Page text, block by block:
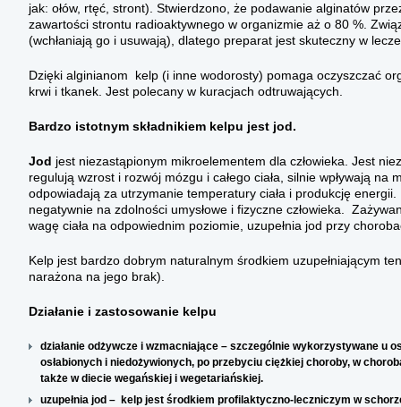
jak: ołów, rtęć, stront). Stwierdzono, że podawanie alginatów
zawartości strontu radioaktywnego w organizmie aż o 80 %.
(wchłaniają go i usuwają), dlatego preparat jest skuteczny w
Dzięki alginianom kelp (i inne wodorosty) pomaga oczyszczać
krwi i tkanek. Jest polecany w kuracjach odtruwających.
Bardzo istotnym składnikiem kelpu jest jod.
Jod jest niezastąpionym mikroelementem dla człowieka. Jest
regulują wzrost i rozwój mózgu i całego ciała, silnie wpływają na
odpowiadają za utrzymanie temperatury ciała i produkcję
negatywnie na zdolności umysłowe i fizyczne człowieka.
wagę ciała na odpowiednim poziomie, uzupełnia jod przy
Kelp jest bardzo dobrym naturalnym środkiem uzupełniającym
narażona na jego brak).
Działanie i zastosowanie kelpu
działanie odżywcze i wzmacniające – szczególnie wykorzystywane u
osłabionych i niedożywionych, po przebyciu ciężkiej choroby, w
także w diecie wegańskiej i wegetariańskiej.
uzupełnia jod – kelp jest środkiem profilaktyczno-leczniczym w